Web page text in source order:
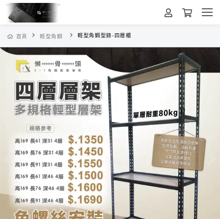
首頁 輕型角鋼 輕型角鋼型錄-四層櫃